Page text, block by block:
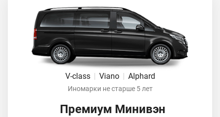
V-class Viano Alphard
Иномарки не старше 5 лет
Премиум Минивэн